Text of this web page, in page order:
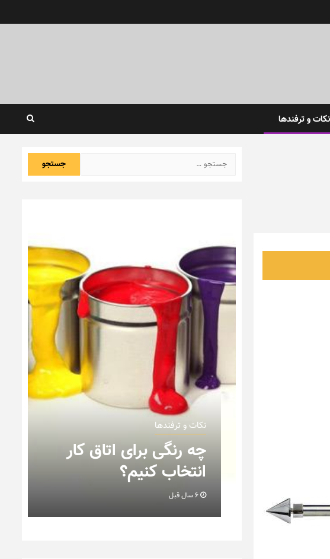
نکات و ترفندها
جستجو
برای:
نکات و ترفندها
چه رنگی برای اتاق کار
انتخاب کنیم؟